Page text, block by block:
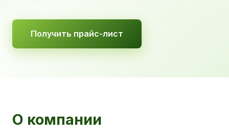
Получить прайс-лист
О компании